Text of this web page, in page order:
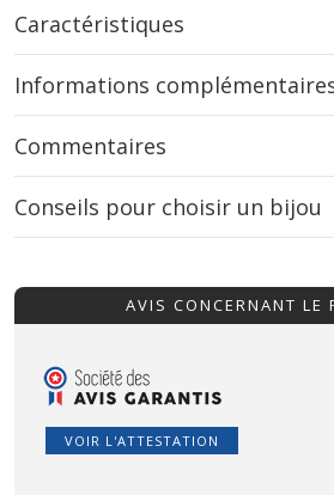
Caractéristiques
Informations
Commentaires
Conseils pour choisir un bijou
AVIS CONCERNANT LE
VOIR L'ATTESTATION